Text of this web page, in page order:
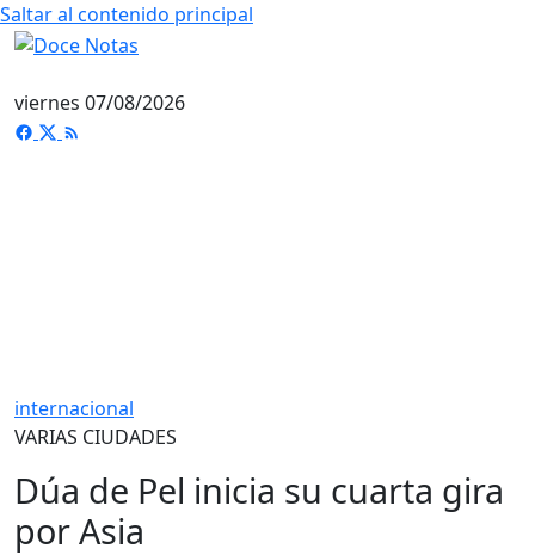
Saltar al contenido principal
viernes 07/08/2026
internacional
VARIAS CIUDADES
Dúa de Pel inicia su cuarta gira
por Asia